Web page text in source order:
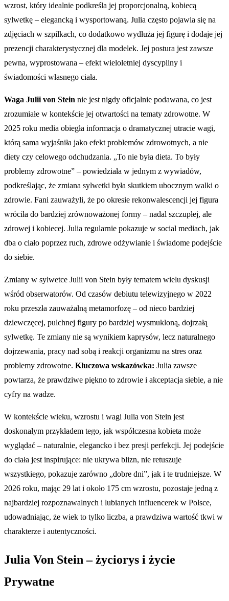
wzrost, który idealnie podkreśla jej proporcjonalną, kobiecą
sylwetkę – elegancką i wysportowaną. Julia często pojawia się na
zdjęciach w szpilkach, co dodatkowo wydłuża jej figurę i dodaje jej
prezencji charakterystycznej dla modelek. Jej postura jest zawsze
pewna, wyprostowana – efekt wieloletniej dyscypliny i
świadomości własnego ciała.
Waga Julii von Stein nie jest nigdy oficjalnie podawana, co jest
zrozumiałe w kontekście jej otwartości na tematy zdrowotne. W
2025 roku media obiegła informacja o dramatycznej utracie wagi,
którą sama wyjaśniła jako efekt problemów zdrowotnych, a nie
diety czy celowego odchudzania. „To nie była dieta. To były
problemy zdrowotne” – powiedziała w jednym z wywiadów,
podkreślając, że zmiana sylwetki była skutkiem ubocznym walki o
zdrowie. Fani zauważyli, że po okresie rekonwalescencji jej figura
wróciła do bardziej zrównoważonej formy – nadal szczupłej, ale
zdrowej i kobiecej. Julia regularnie pokazuje w social mediach, jak
dba o ciało poprzez ruch, zdrowe odżywianie i świadome podejście
do siebie.
Zmiany w sylwetce Julii von Stein były tematem wielu dyskusji
wśród obserwatorów. Od czasów debiutu telewizyjnego w 2022
roku przeszła zauważalną metamorfozę – od nieco bardziej
dziewczęcej, pulchnej figury po bardziej wysmukloną, dojrzałą
sylwetkę. Te zmiany nie są wynikiem kaprysów, lecz naturalnego
dojrzewania, pracy nad sobą i reakcji organizmu na stres oraz
problemy zdrowotne. Kluczowa wskazówka: Julia zawsze
powtarza, że prawdziwe piękno to zdrowie i akceptacja siebie, a nie
cyfry na wadze.
W kontekście wieku, wzrostu i wagi Julia von Stein jest
doskonałym przykładem tego, jak współczesna kobieta może
wyglądać – naturalnie, elegancko i bez presji perfekcji. Jej podejście
do ciała jest inspirujące: nie ukrywa blizn, nie retuszuje
wszystkiego, pokazuje zarówno „dobre dni”, jak i te trudniejsze. W
2026 roku, mając 29 lat i około 175 cm wzrostu, pozostaje jedną z
najbardziej rozpoznawalnych i lubianych influencerek w Polsce,
udowadniając, że wiek to tylko liczba, a prawdziwa wartość tkwi w
charakterze i autentyczności.
Julia Von Stein – życiorys i życie
Prywatne